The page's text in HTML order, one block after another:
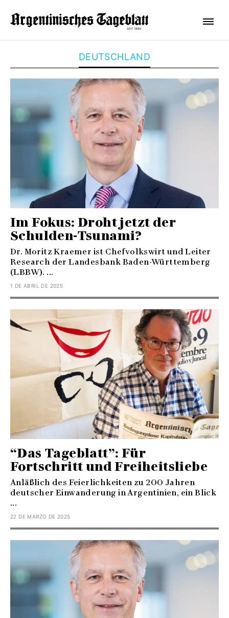
DEUTSCHLAND
Im Fokus: Droht jetzt der
Schulden-Tsunami?
Dr. Moritz Kraemer ist Chefvolkswirt und Leiter
Research der Landesbank Baden-Württemberg
(LBBW). ...
1 DE ABRIL DE 2025
“Das Tageblatt”: Für
Fortschritt und Freiheitsliebe
Anläßlich des Feierlichkeiten zu 200 Jahren
deutscher Einwanderung in Argentinien, ein Blick
...
22 DE MARZO DE 2025